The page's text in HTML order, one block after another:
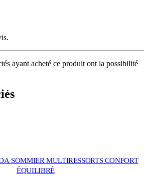
ayant acheté ce produit ont la possibilité
SOMMIER MULTIRESSORTS CONFORT
ÉQUILIBRÉ